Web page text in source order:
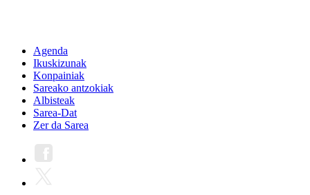
Agenda
Ikuskizunak
Konpainiak
Sareako antzokiak
Albisteak
Sarea-Dat
Zer da Sarea